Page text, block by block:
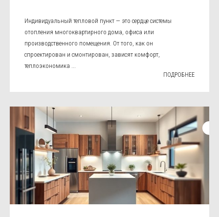
Индивидуальный тепловой пункт — это сердце системы
отопления многоквартирного дома, офиса или
производственного помещения. От того, как он
спроектирован и смонтирован, зависят комфорт,
теплоэкономика ...
ПОДРОБНЕЕ